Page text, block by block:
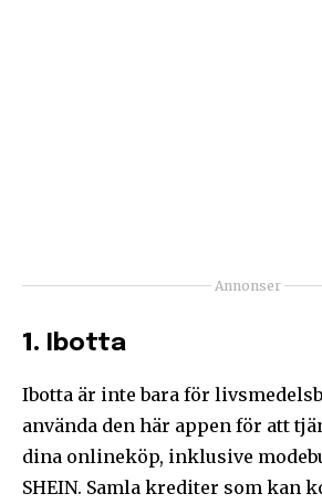
Annonser
1. Ibotta
Ibotta är inte bara för
använda den här appen för att
dina onlineköp, inklusive
SHEIN. Samla krediter som kan